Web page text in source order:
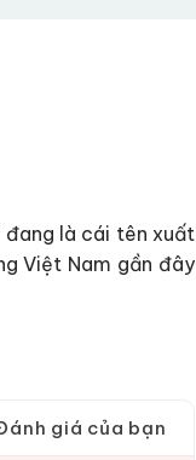
đang là cái tên xuất
Việt Nam gần đây
giá của bạn